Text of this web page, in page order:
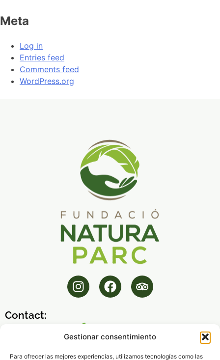
Gestionar consentimiento
Para ofrecer las mejores experiencias, utilizamos tecnologías como las
Meta
Log in
Entries feed
Comments feed
WordPress.org
Contact: